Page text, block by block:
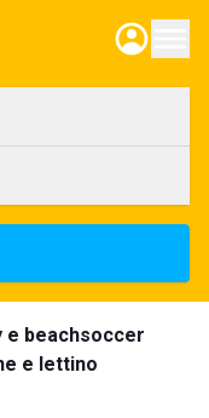
e beachsoccer
e lettino